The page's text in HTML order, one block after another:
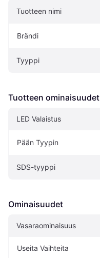
Tuotteen nimi
Brändi
Tyyppi
Tuotteen ominaisuudet
LED Valaistus
Pään Tyypin
SDS-tyyppi
Ominaisuudet
Vasaraominaisuus
Useita Vaihteita